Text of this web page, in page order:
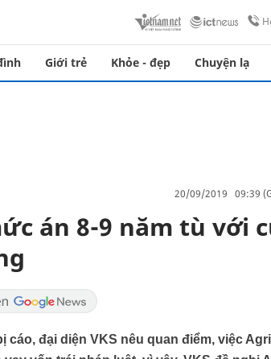
Giới trẻ Khỏe - đẹp Chuyện lạ
20/09/2019 09:39
án 8-9 năm tù với
đại diện VKS nêu quan điểm, việc